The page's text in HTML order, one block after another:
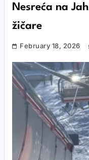
Nesreća na
žičare
February 18, 2026